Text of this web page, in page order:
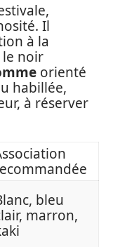
Il
à la
le noir
orienté
habillée,
à réserver
bleu
marron,